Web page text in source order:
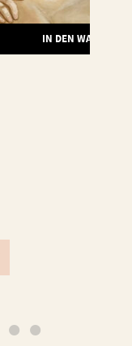
IN DEN